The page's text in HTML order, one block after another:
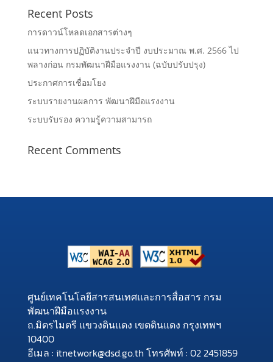
Recent Posts
การดาวน์โหลดเอกสารต่างๆ
แนวทางการปฏิบัติงานประจำปี งบประมาณ พ.ศ. 2566 ไป
พลางก่อน กรมพัฒนาฝีมือแรงงาน (ฉบับปรับปรุง)
ประกาศการเชื่อมโยง
ระบบรายงานผลการ พัฒนาฝีมือแรงงาน
ระบบรับรอง ความรู้ความสามารถ
Recent Comments
ศูนย์เทคโนโลยีสารสนเทศและการสื่อสาร กรม
พัฒนาฝีมือแรงงาน
ถ.มิตรไมตรี แขวงดินแดง เขตดินแดง กรุงเทพฯ
10400
อีเมล : itnetwork@dsd.go.th โทรศัพท์ : 02 2451859